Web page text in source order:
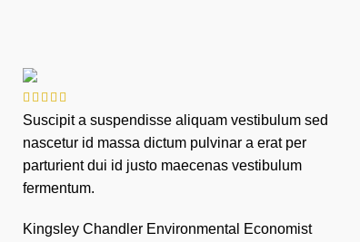
Suscipit a suspendisse aliquam vestibulum sed
nascetur id massa dictum pulvinar a erat per
parturient dui id justo maecenas vestibulum
fermentum.
Kingsley Chandler Environmental Economist